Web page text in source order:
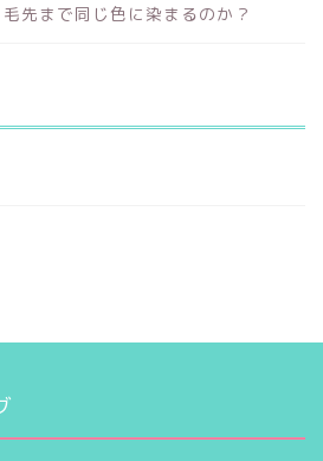
先まで同じ色に染まるのか？